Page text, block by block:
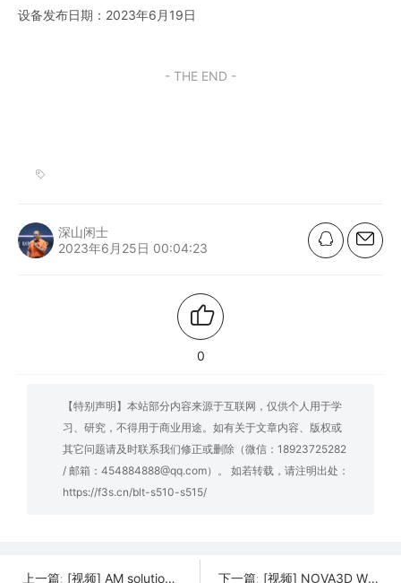
设备发布日期：2023年6月19日
- THE END -
深山闲士
2023年6月25日 00:04:23
0
【特别声明】本站部分内容来源于互联网，仅供个人用于学
习、研究，不得用于商业用途。如有关于文章内容、版权或
其它问题请及时联系我们修正或删除（微信：18923725282
/ 邮箱：454884888@qq.com）。 如若转载，请注明出处：
https://f3s.cn/blt-s510-s515/
上一篇: [视频] AM solutions S2 – SLS / MJF 零件全自动后处理设备 下一篇: [视频] NOVA3D Whale3 Ultra 8K LCD光固化3D打印机 – 带自动恒温系统